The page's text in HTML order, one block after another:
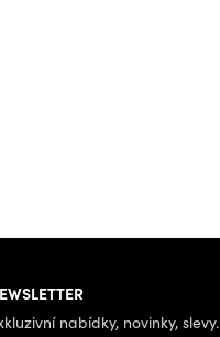
nabídky, novinky, slevy.